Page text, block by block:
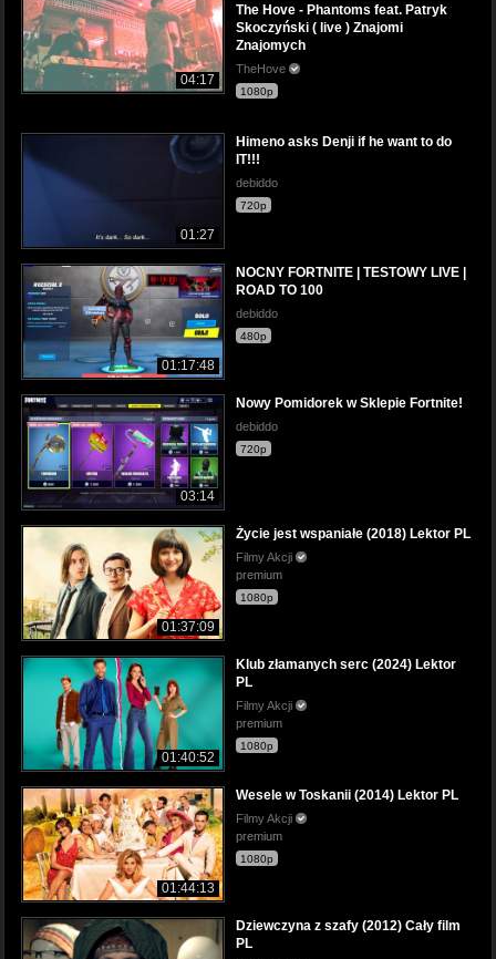
04:17
The Hove - Phantoms feat. Patryk
Skoczyński ( live ) Znajomi
Znajomych
TheHove
1080p
01:27
Himeno asks Denji if he want to do
IT!!!
debiddo
720p
01:17:48
NOCNY FORTNITE | TESTOWY LIVE |
ROAD TO 100
debiddo
480p
03:14
Nowy Pomidorek w Sklepie Fortnite!
debiddo
720p
01:37:09
Życie jest wspaniałe (2018) Lektor PL
Filmy Akcji
premium
1080p
01:40:52
Klub złamanych serc (2024) Lektor
PL
Filmy Akcji
premium
1080p
01:44:13
Wesele w Toskanii (2014) Lektor PL
Filmy Akcji
premium
1080p
Dziewczyna z szafy (2012) Cały film
PL